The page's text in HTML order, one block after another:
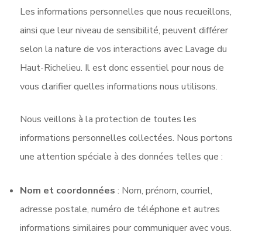
Les informations personnelles que nous recueillons,
ainsi que leur niveau de sensibilité, peuvent différer
selon la nature de vos interactions avec Lavage du
Haut-Richelieu. Il est donc essentiel pour nous de
vous clarifier quelles informations nous utilisons.
Nous veillons à la protection de toutes les
informations personnelles collectées. Nous portons
une attention spéciale à des données telles que :
Nom et coordonnées : Nom, prénom, courriel,
adresse postale, numéro de téléphone et autres
informations similaires pour communiquer avec vous.